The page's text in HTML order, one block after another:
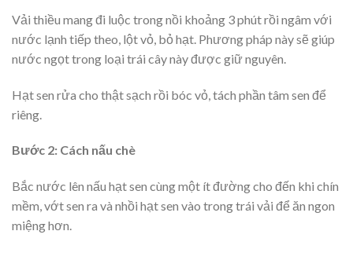
Vải thiều mang đi luộc trong nồi khoảng 3 phút rồi ngâm với
nước lạnh tiếp theo, lột vỏ, bỏ hạt. Phương pháp này sẽ giúp
nước ngọt trong loại trái cây này được giữ nguyên.
Hạt sen rửa cho thật sạch rồi bóc vỏ, tách phần tâm sen để
riêng.
Bước 2: Cách nấu chè
Bắc nước lên nấu hạt sen cùng một ít đường cho đến khi chín
mềm, vớt sen ra và nhồi hạt sen vào trong trái vải để ăn ngon
miệng hơn.